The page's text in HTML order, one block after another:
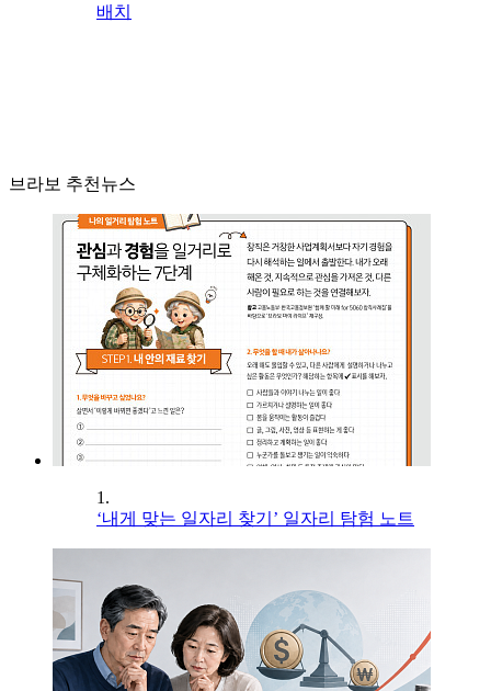
배치
브라보 추천뉴스
1.
‘내게 맞는 일자리 찾기’ 일자리 탐험 노트